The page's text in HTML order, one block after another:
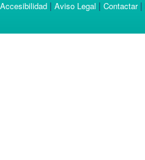
Accesibilidad | Aviso Legal | Contactar|